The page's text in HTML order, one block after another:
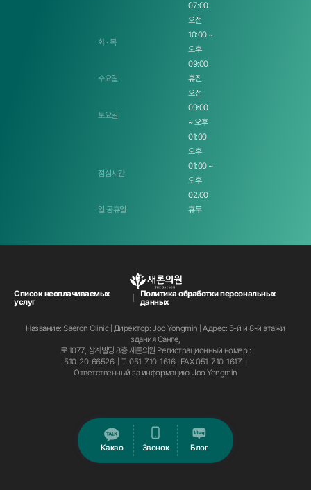
- Предоставление дифференцированной информации в соответствии с областями
- Анализ частоты доступа или времени посещения и т.д., выявление вкусов и областей
интересов пользователей для использования в качестве меры целевого маркетинга и
- Отслеживание информации о купленных товарах и товарах, которые пользователь
② Эксплуатация и отказ от файлов cookie
Файлы cookie хранятся на жестком диске компьютера пользователя и идентифицируют
компьютер пользователя, но не идентифицируют пользователя лично.
Кроме того, клиент может разрешить/отклонить все файлы cookie через настройки веб-
браузера или настроить подтверждение каждый раз при сохранении файлов cookie.
Однако в случае отказа от хранения файлов cookie некоторые услуги, требующие входа в
систему, будут недоступны.
а. В случае Internet Explorer
웹 브라우저 우측 상단의 메뉴 아이콘 선택 > 설정 > 화면 하단의 고급 설정 표시 >개인정보 섹션의 콘텐츠
Статья 4 Хранение, срок использования и уничтожение персональных данных
① Персональные данные клиента уничтожаются незамедлительно при достижении цели
сбора и использования, такой как выход из членства, или при наличии запроса на отзыв
связанных с транзакциями, как указано ниже, они хранятся в течение этого периода.
а. Статья 6 «Закона о защите прав потребителей в электронной коммерции и др.»
- Записи о договоре или отзыве оферты и т.д. : 5 лет
Список неоплачиваемых
услуг
Политика обработки персональных
данных
Название: Saeron Clinic | Директор: Joo Yongmin | Адрес: 5-й и 8-й этажи
здания Санге,
로 1077, 상계빌딩 8층 새론의원 Регистрационный номер :
510-20-66526 | T.051-710-1616| FAX 051-710-1617 |
Ответственный за информацию: Joo Yongmin
07:00
화 · 목
오전
10:00 ~
오후
09:00
수요일
휴진
토요일
오전
09:00
~ 오후
01:00
점심시간
오후
01:00 ~
오후
02:00
일·공휴일
휴무
Какао Блог
Звонок